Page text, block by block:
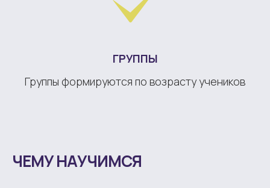
ГРУППЫ
Группы формируются по возрасту учеников
ЧЕМУ НАУЧИМСЯ